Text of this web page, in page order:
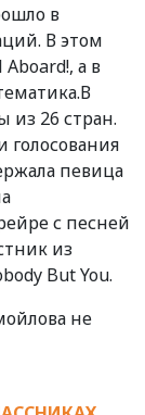
в
В этом
а в
из 26 стран.
голосования
певица
с песней
из
But You.
не